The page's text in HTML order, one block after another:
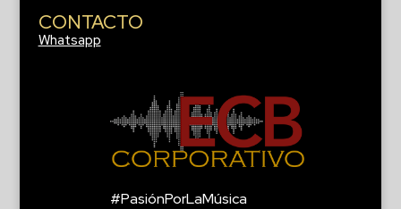
CONTACTO
Whatsapp
#PasiónPorLaMúsica